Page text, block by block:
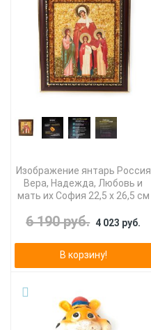
Изображение янтарь Россия
Вера, Надежда, Любовь и
мать их София 22,5 х 26,5 см
6 190 руб. 4 023 руб.
В корзину!